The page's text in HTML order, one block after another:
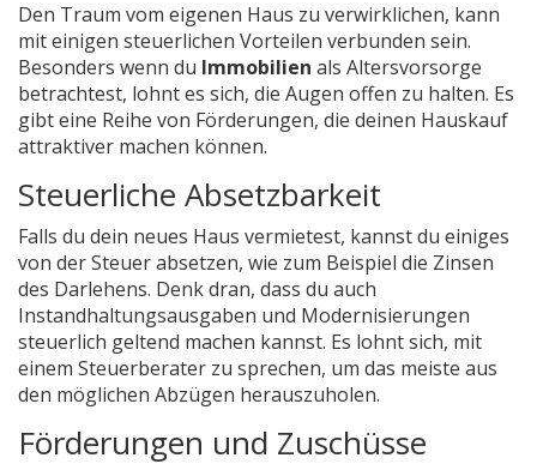
Den Traum vom eigenen Haus zu verwirklichen, kann
mit einigen steuerlichen Vorteilen verbunden sein.
Besonders wenn du Immobilien als Altersvorsorge
betrachtest, lohnt es sich, die Augen offen zu halten. Es
gibt eine Reihe von Förderungen, die deinen Hauskauf
attraktiver machen können.
Steuerliche Absetzbarkeit
Falls du dein neues Haus vermietest, kannst du einiges
von der Steuer absetzen, wie zum Beispiel die Zinsen
des Darlehens. Denk dran, dass du auch
Instandhaltungsausgaben und Modernisierungen
steuerlich geltend machen kannst. Es lohnt sich, mit
einem Steuerberater zu sprechen, um das meiste aus
den möglichen Abzügen herauszuholen.
Förderungen und Zuschüsse